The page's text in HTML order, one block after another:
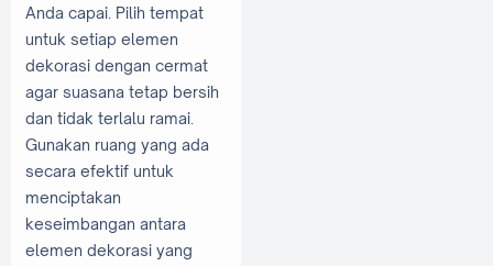
Anda capai. Pilih tempat
untuk setiap elemen
dekorasi dengan cermat
agar suasana tetap bersih
dan tidak terlalu ramai.
Gunakan ruang yang ada
secara efektif untuk
menciptakan
keseimbangan antara
elemen dekorasi yang